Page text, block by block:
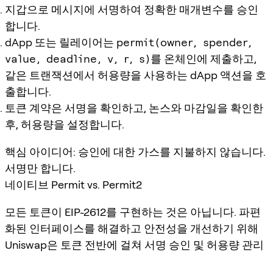
지갑으로 메시지에 서명하여 정확한 매개변수를 승인
합니다.
dApp 또는 릴레이어는 permit(owner, spender,
value, deadline, v, r, s)를 온체인에 제출하고,
같은 트랜잭션에서 허용량을 사용하는 dApp 액션을 호
출합니다.
토큰 계약은 서명을 확인하고, 논스와 마감일을 확인한
후, 허용량을 설정합니다.
핵심 아이디어: 승인에 대한 가스를 지불하지 않습니다.
서명만 합니다.
네이티브 Permit vs. Permit2
모든 토큰이 EIP-2612를 구현하는 것은 아닙니다. 파편
화된 인터페이스를 해결하고 안전성을 개선하기 위해
Uniswap은 토큰 전반에 걸쳐 서명 승인 및 허용량 관리